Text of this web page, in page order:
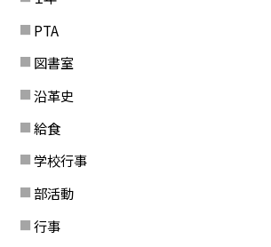
PTA
図書室
沿革史
給食
学校行事
部活動
行事